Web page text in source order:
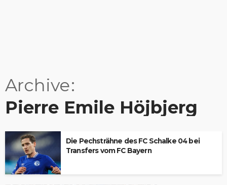
Archive
Pierre Emile Höjbjerg
Die Pechsträhne des FC Schalke 04 bei
Transfers vom FC Bayern